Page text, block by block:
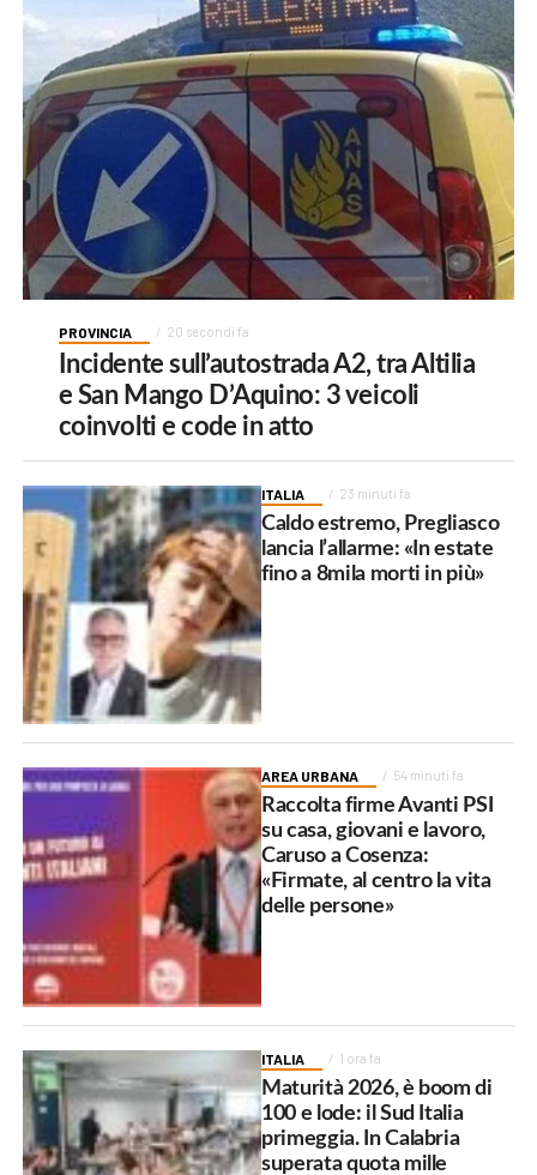
PROVINCIA 20 secondi fa
Incidente sull’autostrada A2, tra Altilia
e San Mango D’Aquino: 3 veicoli
coinvolti e code in atto
ITALIA 23 minuti fa
Caldo estremo, Pregliasco
lancia l’allarme: «In estate
fino a 8mila morti in più»
AREA URBANA 54 minuti fa
Raccolta firme Avanti PSI
su casa, giovani e lavoro,
Caruso a Cosenza:
«Firmate, al centro la vita
delle persone»
ITALIA 1 ora fa
Maturità 2026, è boom di
100 e lode: il Sud Italia
primeggia. In Calabria
superata quota mille